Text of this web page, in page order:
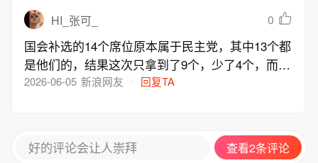
HI_张可_ 0
国会补选的14个席位原本属于民主党，其中13个都
是他们的，结果这次只拿到了9个，少了4个，而力
量党在没有减少席位的情况下反而多拿了3个，这
2026-06-05 新浪网友 回复TA
好的评论会让人崇拜 查看2条评论